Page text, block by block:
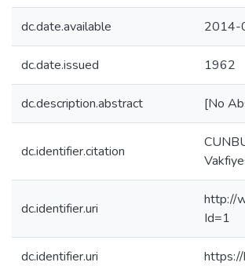
dc.date.available 2014-
dc.date.issued 1962
dc.description.abstract [No
dc.identifier.citation
dc.identifier.uri
http://
Id=1
dc.identifier.uri